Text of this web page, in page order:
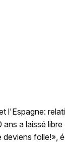
l'Espagne:
ans a laissé
deviens folle!»,